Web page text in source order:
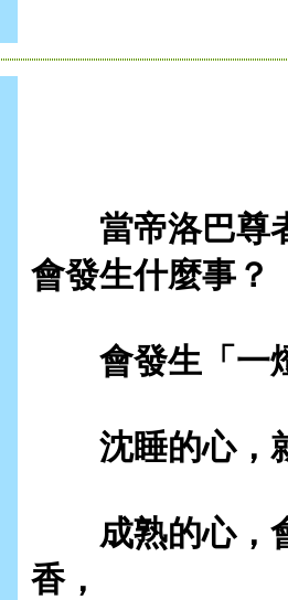
當帝洛巴尊者
會發生什麼事？
會發生「一燈
沈睡的心，就
成熟的心，會
香，